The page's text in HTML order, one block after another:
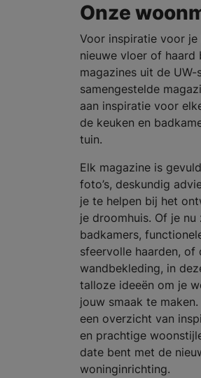
Onze
Voor inspiratie voor je
nieuwe vloer of haard
magazines uit de
samengestelde
aan inspiratie voor
de keuken en
tuin.
Elk magazine is
foto’s, deskundig
je te helpen bij het
je droomhuis. Of je
badkamers,
sfeervolle haarden,
wandbekleding, in
talloze ideeën om je
jouw smaak te
een overzicht van
en prachtige
date bent met de
woninginrichting.